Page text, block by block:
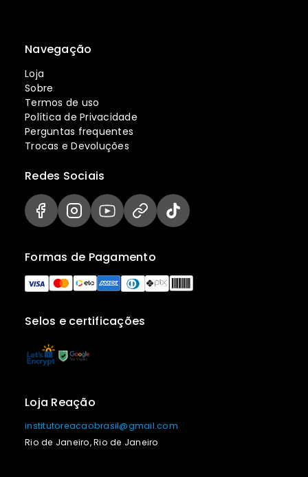
Navegação
Loja
Sobre
Termos de uso
Política de Privacidade
Perguntas frequentes
Trocas e Devoluções
Selos e certificações
Formas de Pagamento
Redes Sociais
Loja Reação
institutoreacaobrasil@gmail.com
Rio de Janeiro, Rio de Janeiro